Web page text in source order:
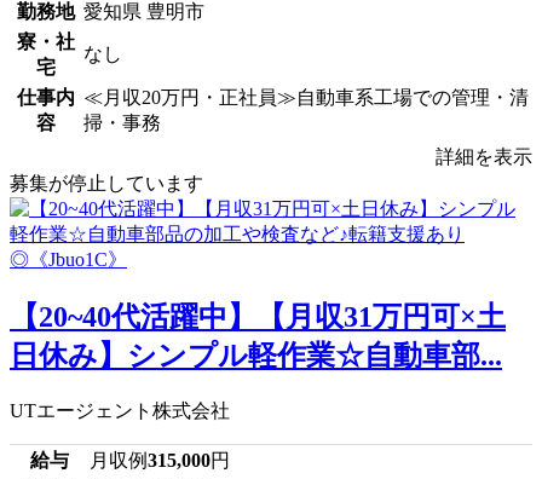
勤務地 愛知県 豊明市
寮・社
宅
なし
仕事内
容
≪月収20万円・正社員≫自動車系工場での管理・清
掃・事務
詳細を表示
募集が停止しています
【20~40代活躍中】【月収31万円可×土
日休み】シンプル軽作業☆自動車部...
UTエージェント株式会社
給与 月収例315,000円